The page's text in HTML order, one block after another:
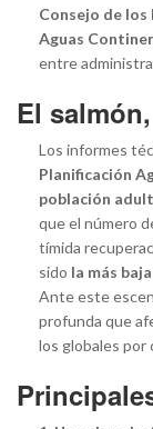
Consejo de los
Aguas
entre
El
Los informes
Planificación
población
que el número
tímida
sido la más
Ante este
profunda que
los globales por